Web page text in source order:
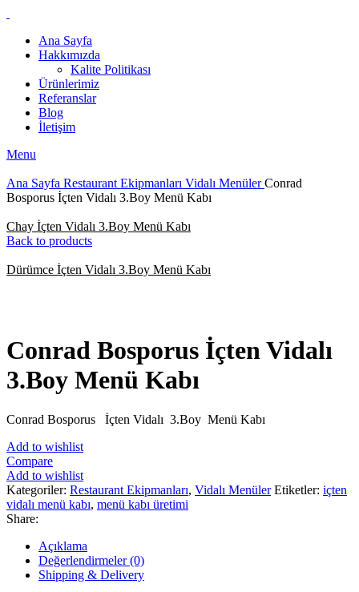
Ana Sayfa
Hakkımızda
Kalite Politikası
Ürünlerimiz
Referanslar
Blog
İletişim
Menu
Ana Sayfa Restaurant Ekipmanları Vidalı MenülerConrad
Bosporus İçten Vidalı 3.Boy Menü Kabı
Chay İçten Vidalı 3.Boy Menü Kabı
Back to products
Dürümce İçten Vidalı 3.Boy Menü Kabı
Conrad Bosporus İçten Vidalı
3.Boy Menü Kabı
Conrad Bosporus İçten Vidalı 3.Boy Menü Kabı
Add to wishlist
Compare
Add to wishlist
Kategoriler: Restaurant Ekipmanları, Vidalı Menüler Etiketler: içten
vidalı menü kabı, menü kabı üretimi
Share:
Açıklama
Değerlendirmeler (0)
Shipping & Delivery